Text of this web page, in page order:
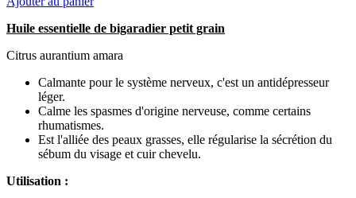
Huile essentielle de bigaradier petit grain
Citrus aurantium amara
Calmante pour le système nerveux, c'est un antidépresseur
léger.
Calme les spasmes d'origine nerveuse, comme certains
rhumatismes.
Est l'alliée des peaux grasses, elle régularise la sécrétion du
sébum du visage et cuir chevelu.
Utilisation :